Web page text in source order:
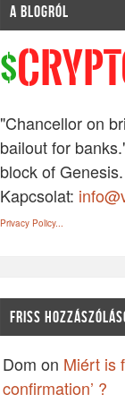
A BLOGRÓL
$
"Chancellor on
bailout for
block of Genesis.
Kapcsolat:
Privacy Policy...
FRISS
Dom on Miért is
confirmation’ ?